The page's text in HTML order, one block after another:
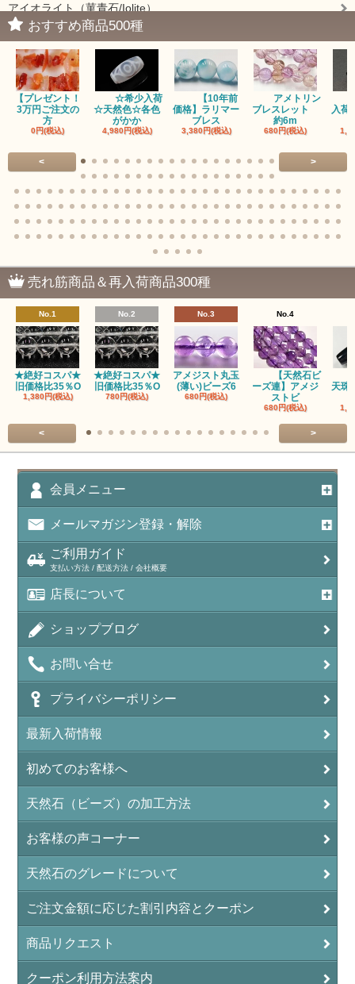
アイオライト（菫青石/Iolite）
アイドクレーズ（Idocrase）（別名ベスビアナイト）
アクアマリン（藍玉/藍柱石/Aquamarine）
アクチノライトインクォーツ（Actinolite/緑閃石）
赤瑪瑙（レッドアゲート/カーネリアン）
アゲート（瑪瑙/Agate）各種
アズロマラカイト（Azuromalachite）
アパタイト
アベンチュリン(クォーツァイト/Aventurine)
アポフィライト（Apophylite）/魚眼石
アメジスト（紫水晶/Amethyst）
アメシスティンクォーツ（Amethest in quartz）
ラベンダーアメジスト
アメトリン（紫黄水晶/Ametrine）
アラゴナイト（霰石/Aragonite）
アンフィボールインクォーツ(Amphibole)
アンフィボールロック/角閃岩（Amphibole ）
イーグルアイ（EagleEye）
インカローズ（ロードクロサイト/Rhodochrosite）
インディアンアゲート(Indian Agate)
エメラルド(emerald/翠玉)
エレスチャル(elestial/骸骨水晶)
オーロラクォーツ(レインボー水晶)
オニキス(ブラック)(Black Onyx)
おすすめ商品500種
【プレゼント！
3万円ご注文の
方
0円(税込)
☆希少入荷
☆天然色☆各色
がかか
4,980円(税込)
【10年前
価格】ラリマー
ブレス
3,380円(税込)
アメトリン
ブレスレット
約6m
680円(税込)
入荷
< >
売れ筋商品＆再入荷商品300種
No.1
★絶好コスパ★
旧価格比35％O
1,380円(税込)
No.2
★絶好コスパ★
旧価格比35％O
780円(税込)
No.3
アメジスト丸玉
(薄い)ビーズ6
680円(税込)
No.4
【天然石ビ
ーズ連】アメジ
ストビ
680円(税込)
天珠
< >
会員メニュー
メールマガジン登録・解除
ご利用ガイド
支払い方法 / 配送方法 / 会社概要
店長について
ショップブログ
お問い合せ
プライバシーポリシー
最新入荷情報
初めてのお客様へ
天然石（ビーズ）の加工方法
お客様の声コーナー
天然石のグレードについて
ご注文金額に応じた割引内容とクーポン
商品リクエスト
クーポン利用方法案内